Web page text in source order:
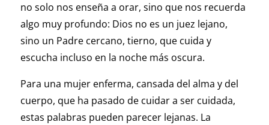
no solo nos enseña a orar, sino que nos recuerda
algo muy profundo: Dios no es un juez lejano,
sino un Padre cercano, tierno, que cuida y
escucha incluso en la noche más oscura.
Para una mujer enferma, cansada del alma y del
cuerpo, que ha pasado de cuidar a ser cuidada,
estas palabras pueden parecer lejanas. La